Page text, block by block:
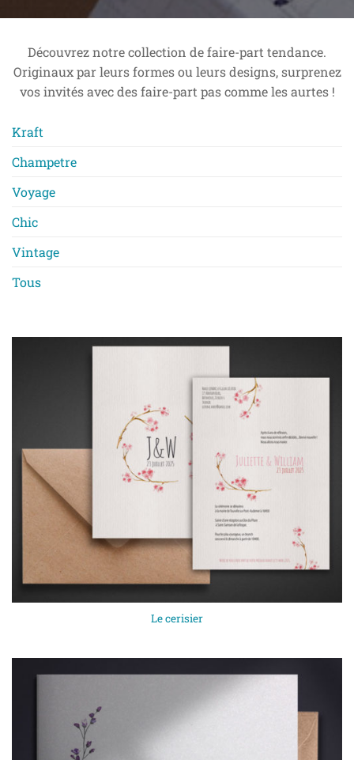
Découvrez notre collection de faire-part tendance.
Originaux par leurs formes ou leurs designs, surprenez
vos invités avec des faire-part pas comme les aurtes !
Kraft
Champetre
Voyage
Chic
Vintage
Tous
Le cerisier